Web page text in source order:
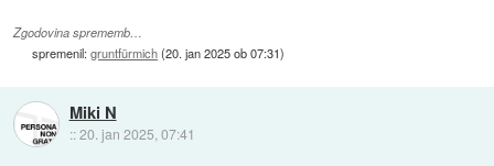
Zgodovina sprememb…
spremenil:gruntfürmich(20. jan 2025 ob 07:31)
Miki N
::20. jan 2025, 07:41